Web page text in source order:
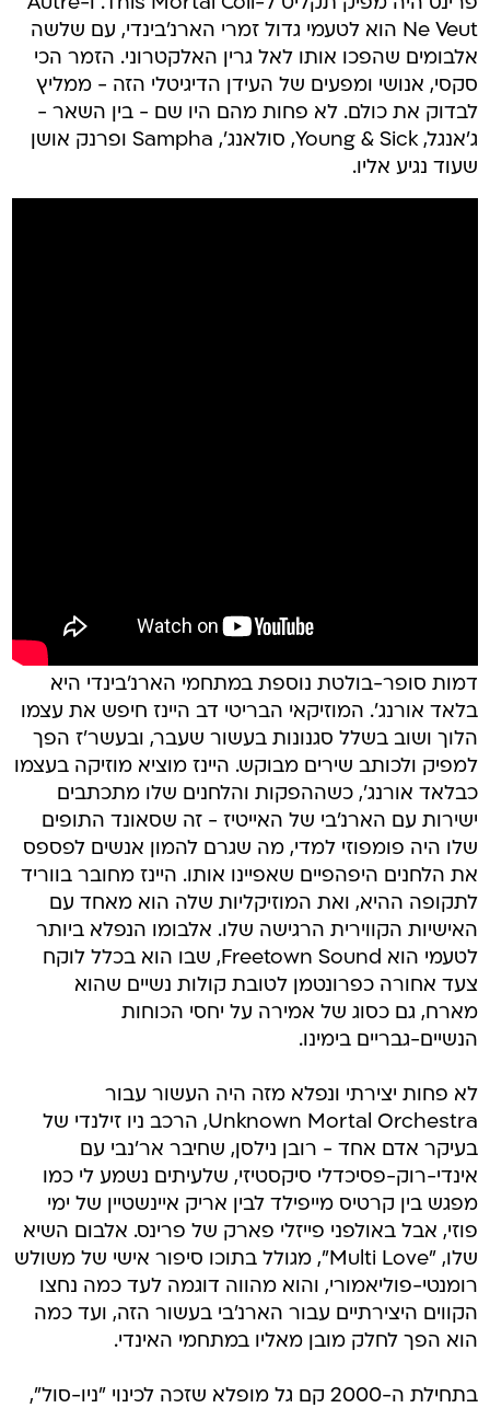
Ne Veut הוא לטעמי גדול זמרי הארנ'בינדי, עם שלשה
אלבומים שהפכו אותו לאל גרין האלקטרוני. הזמר הכי
סקסי, אנושי ומפעים של העידן הדיגיטלי הזה - ממליץ
לבדוק את כולם. לא פחות מהם היו שם - בין השאר -
ג'אנגל, Young & Sick, סולאנג', Sampha ופרנק אושן
שעוד נגיע אליו.
דמות סופר-בולטת נוספת במתחמי הארנ'בינדי היא
בלאד אורנג'. המוזיקאי הבריטי דב היינז חיפש את עצמו
הלוך ושוב בשלל סגנונות בעשור שעבר, ובעשר'ז הפך
למפיק ולכותב שירים מבוקש. היינז מוציא מוזיקה בעצמו
כבלאד אורנג', כשההפקות והלחנים שלו מתכתבים
ישירות עם הארנ'בי של האייטיז - זה שסאונד התופים
שלו היה פומפוזי למדי, מה שגרם להמון אנשים לפספס
את הלחנים היפהפיים שאפיינו אותו. היינז מחובר בווריד
לתקופה ההיא, ואת המוזיקליות שלה הוא מאחד עם
האישיות הקווירית הרגישה שלו. אלבומו הנפלא ביותר
לטעמי הוא Freetown Sound, שבו הוא בכלל לוקח
צעד אחורה כפרונטמן לטובת קולות נשיים שהוא
מארח, גם כסוג של אמירה על יחסי הכוחות
הנשיים-גבריים בימינו.
לא פחות יצירתי ונפלא מזה היה העשור עבור
Unknown Mortal Orchestra, הרכב ניו זילנדי של
בעיקר אדם אחד - רובן נילסן, שחיבר אר'נבי עם
אינדי-רוק-פסיכדלי סיקסטיזי, שלעיתים נשמע לי כמו
מפגש בין קרטיס מייפילד לבין אריק איינשטיין של ימי
פוזי, אבל באולפני פייזלי פארק של פרינס. אלבום השיא
שלו, "Multi Love", מגולל בתוכו סיפור אישי של משולש
רומנטי-פוליאמורי, והוא מהווה דוגמה לעד כמה נחצו
הקווים היצירתיים עבור הארנ'בי בעשור הזה, ועד כמה
הוא הפך לחלק מובן מאליו במתחמי האינדי.
בתחילת ה-2000 קם גל מופלא שזכה לכינוי "ניו-סול",